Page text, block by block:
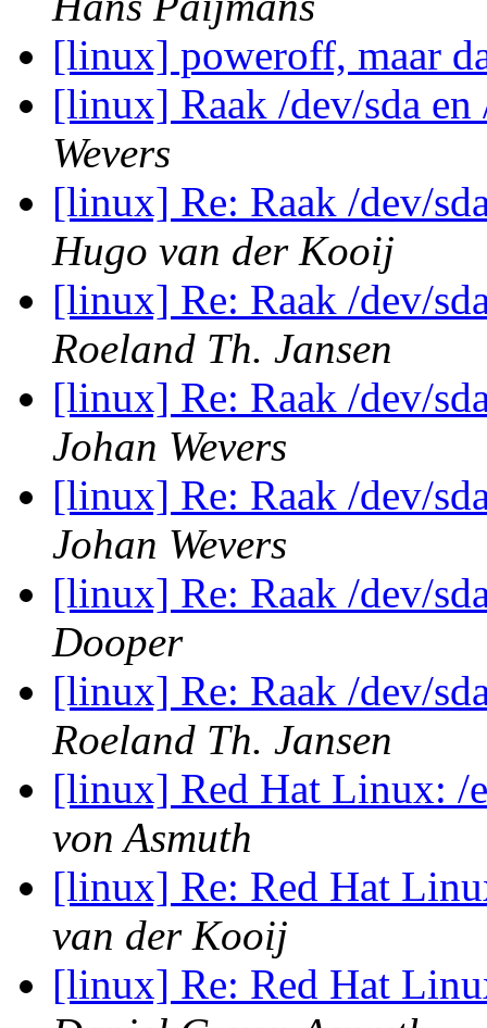
[linux] poweroff, maar
[linux] Raak /dev/sda
Wevers
[linux] Re: Raak /dev/
Hugo van der Kooij
[linux] Re: Raak /dev/
Roeland Th. Jansen
[linux] Re: Raak /dev/
Johan Wevers
[linux] Re: Raak /dev/
Johan Wevers
[linux] Re: Raak /dev/
Dooper
[linux] Re: Raak /dev/
Roeland Th. Jansen
[linux] Red Hat Linux: /
von Asmuth
[linux] Re: Red Hat
van der Kooij
[linux] Re: Red Hat